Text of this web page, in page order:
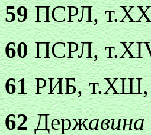
59ПСРЛ,
60ПСРЛ,
61РИБ, т.ХШ,
62Держ